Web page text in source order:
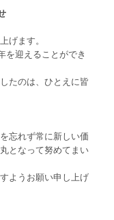
げます。
を迎えることができ
たのは、ひとえに皆
忘れず常に新しい価
となって努めてまい
ようお願い申し上げ